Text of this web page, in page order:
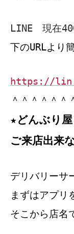
LINE 現在
下のURLより
https://
＾＾＾＾＾
★どんぶり
ご来店出来
デリバリーサ
まずはアプリ
そこから店名